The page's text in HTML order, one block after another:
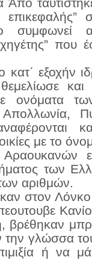
συμφωνεί
που
εξοχήν
και
ονόματα
με το
των
αριθμών.
στον
βρέθηκαν
γλώσσα
ή να